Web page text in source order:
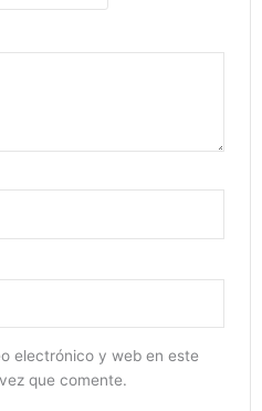
electrónico y web en este
que comente.